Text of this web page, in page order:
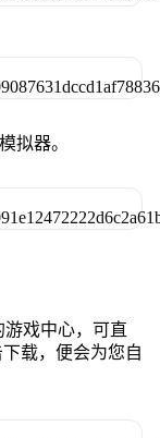
拟器。
游戏中心，可直
载，便会为您自